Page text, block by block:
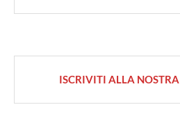
ISCRIVITI ALLA